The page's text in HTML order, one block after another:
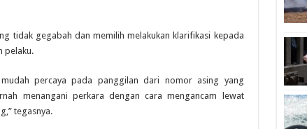
tidak gegabah dan memilih melakukan klarifikasi kepada
pelaku.
percaya pada panggilan dari nomor asing yang
menangani perkara dengan cara mengancam lewat
tegasnya.